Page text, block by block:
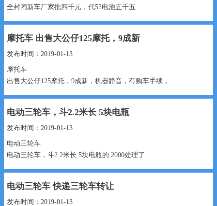
全封闭新车厂家批四千元，代52电池五千五
摩托车 出售大公仔125摩托，9成新
发布时间：2019-01-13
摩托车
出售大公仔125摩托，9成新，机器静音，有购车手续​‌‌​‌‌​‌‌​‌‌，
电动三轮车，斗2.2米长 5块电瓶
发布时间：2019-01-13
电动三轮车
电动三轮车，斗2.2米长 5块电瓶的 2000处理了
电动三轮车 快递三轮车转让
发布时间：2019-01-13